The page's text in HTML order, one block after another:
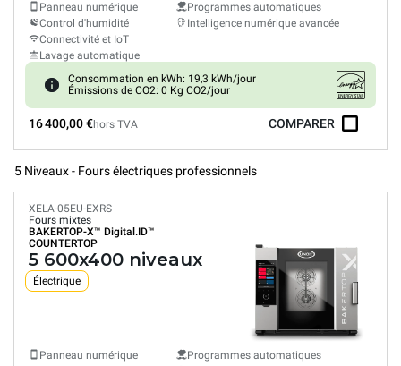
Panneau numérique
Control d'humidité
Connectivité et IoT
Lavage automatique
Programmes automatiques
Intelligence numérique avancée
Consommation en kWh: 19,3 kWh/jour
Émissions de CO2: 0 Kg CO2/jour
16 400,00 €hors TVA COMPARER
5 Niveaux - Fours électriques professionnels
XELA-05EU-EXRS
Fours mixtes
BAKERTOP-X™ Digital.ID™
COUNTERTOP
5 600x400 niveaux
Électrique
Panneau numérique
Programmes automatiques